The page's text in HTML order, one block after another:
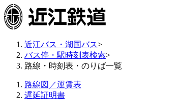
近江バス・湖国バス>
バス停・駅時刻表検索>
路線・時刻表・のりば一覧
路線図／運賃表
遅延証明書